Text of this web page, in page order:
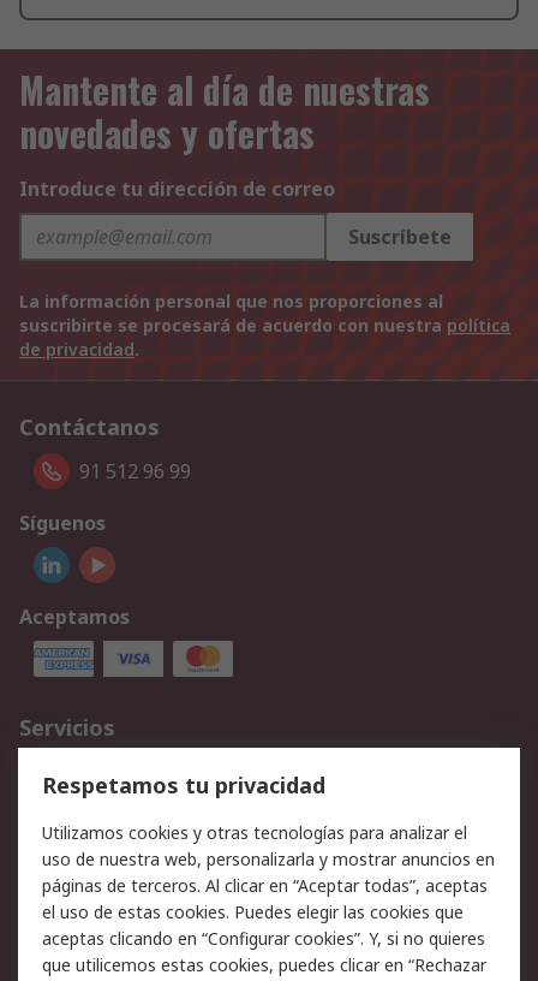
Mantente al día de nuestras
novedades y ofertas
Introduce tu dirección de correo
Suscríbete
La información personal que nos proporciones al
suscribirte se procesará de acuerdo con nuestra política
de privacidad.
Contáctanos
91 512 96 99
Síguenos
Aceptamos
Servicios
Cómo realizar pedidos
Devoluciones
Facturación y pago
Ofertas
Soporte técnico
Legal
Aviso legal
Política de privacidad -
Actualizada
Respetamos tu privacidad
Utilizamos cookies y otras tecnologías para analizar el
uso de nuestra web, personalizarla y mostrar anuncios en
páginas de terceros. Al clicar en “Aceptar todas”, aceptas
el uso de estas cookies. Puedes elegir las cookies que
aceptas clicando en “Configurar cookies”. Y, si no quieres
que utilicemos estas cookies, puedes clicar en “Rechazar